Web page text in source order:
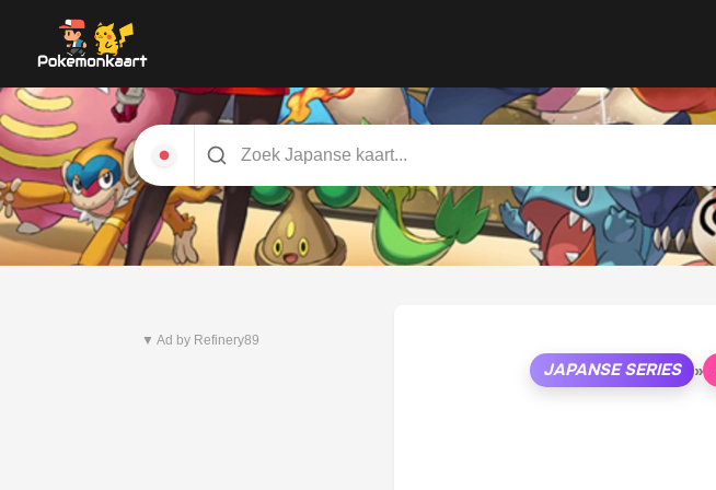
Pitch Black
▼ Ad by Refinery89
JAPANSE SERIES »